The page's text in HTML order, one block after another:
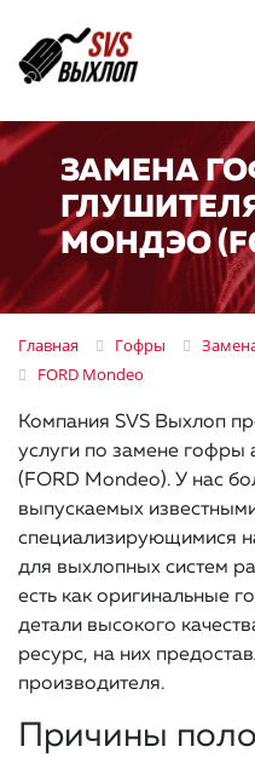
ЗАМЕНА
МОНДЭО
Главная Гофры
FORD Mondeo
Компания SVS Выхлоп
услуги по замене
(FORD Mondeo). У нас
выпускаемых
специализирующимися
для выхлопных систем
есть как оригинальные
детали высокого
ресурс, на них
производителя.
Причины